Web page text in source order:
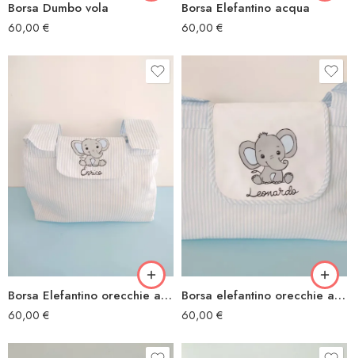
Borsa Dumbo vola
60,00 €
Borsa Elefantino acqua
60,00 €
Borsa Elefantino orecchie azzurre
60,00 €
Borsa elefantino orecchie azzurre
60,00 €